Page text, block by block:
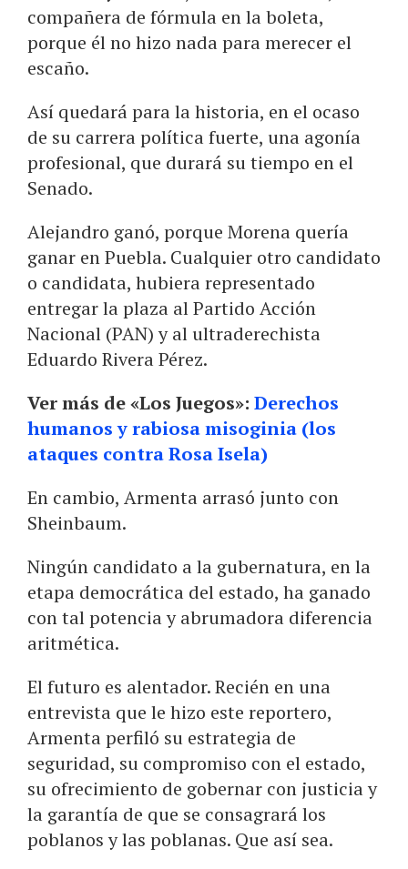
compañera de fórmula en la boleta,
porque él no hizo nada para merecer el
escaño.
Así quedará para la historia, en el ocaso
de su carrera política fuerte, una agonía
profesional, que durará su tiempo en el
Senado.
Alejandro ganó, porque Morena quería
ganar en Puebla. Cualquier otro candidato
o candidata, hubiera representado
entregar la plaza al Partido Acción
Nacional (PAN) y al ultraderechista
Eduardo Rivera Pérez.
Ver más de «Los Juegos»: Derechos
humanos y rabiosa misoginia (los
ataques contra Rosa Isela)
En cambio, Armenta arrasó junto con
Sheinbaum.
Ningún candidato a la gubernatura, en la
etapa democrática del estado, ha ganado
con tal potencia y abrumadora diferencia
aritmética.
El futuro es alentador. Recién en una
entrevista que le hizo este reportero,
Armenta perfiló su estrategia de
seguridad, su compromiso con el estado,
su ofrecimiento de gobernar con justicia y
la garantía de que se consagrará los
poblanos y las poblanas. Que así sea.